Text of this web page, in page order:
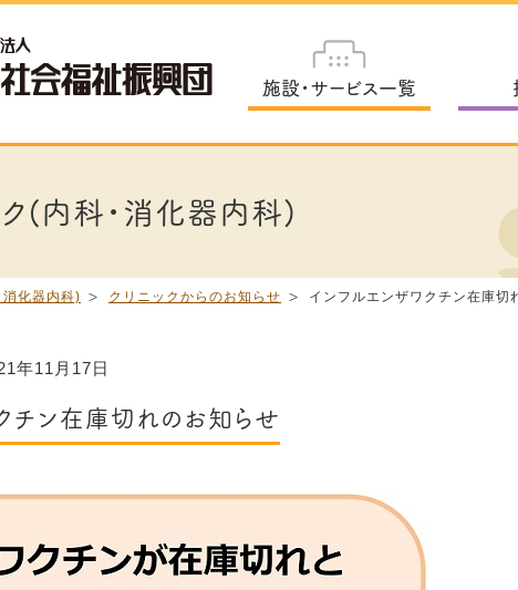
施設・サービス一覧
ク(内科・消化器内科)
化器内科) クリニックからのお知らせ インフルエンザワクチン在庫切
年11月17日
チン在庫切れのお知らせ